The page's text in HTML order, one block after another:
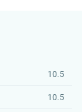
10.5
10.5